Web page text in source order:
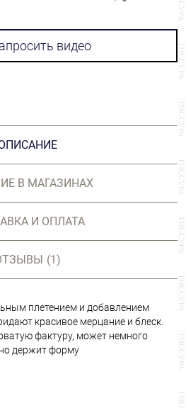
видео
В МАГАЗИНАХ
И ОПЛАТА
(1)
плетением и добавлением
красивое мерцание и блеск.
фактуру, может немного
держит форму